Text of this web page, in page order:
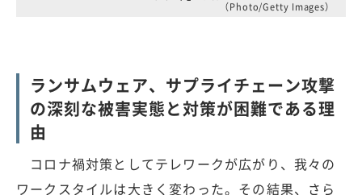
（Photo/Getty Images）
ランサムウェア、サプライチェーン攻撃
の深刻な被害実態と対策が困難である理
由
コロナ禍対策としてテレワークが広がり、我々の
ワークスタイルは大きく変わった。その結果、さら